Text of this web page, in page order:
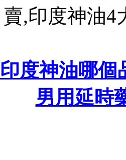
賣,印度神油4
印度神油哪個
男用延時